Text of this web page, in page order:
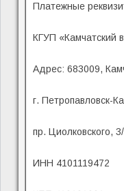
Платежные
КГУП «Камчатский
Адрес: 683009,
г. Петропавловск-
пр. Циолковского, 3/
ИНН 4101119472